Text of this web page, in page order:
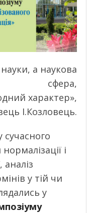
а наукова
сфера,
характер»,
І.Козловець.
сучасного
і
аналіз
у тій чи
у